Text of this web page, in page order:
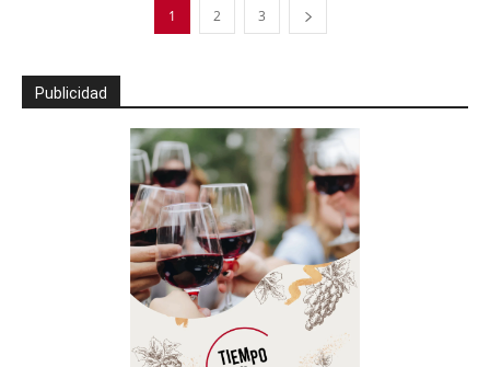
1 2 3
Publicidad